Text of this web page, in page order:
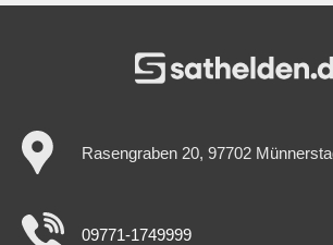
Rasengraben 20, 97702
09771-1749999